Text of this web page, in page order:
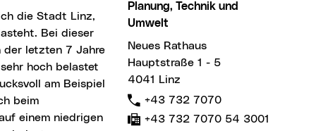
Bei dieser
der letzten 7 Jahre
hoch belastet
am Beispiel
beim
einem niedrigen
Planung, Technik und
Umwelt
Neues Rathaus
Hauptstraße 1 - 5
4041 Linz
Telefon:
+43 732 7070
Fax:
+43 732 7070 54 3001